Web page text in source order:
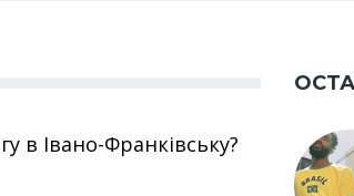
в Івано-Франківську?